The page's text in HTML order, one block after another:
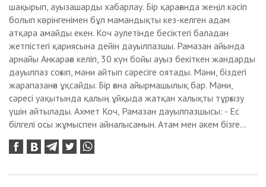
шақырып, ауызашарды хабарлау. Бір қарағанда жеңіл кәсіп
болып көрінгенімен бұл мамандықты кез-келген адам
атқара амайды екен. Коч әулетінде бесіктегі баладан
жетпістегі қариясына дейін дауылпазшы. Рамазан айында
арнайы Анкараға келіп, 30 күн бойы ауыз бекіткен жандарды
дауылпаз соғып, мәни айтып сәресіге оятады. Мәни, біздегі
жарапазанға ұқсайды. Бір ғана айырмашылық бар. Мәни,
сәресі уақытында қалың ұйқыда жатқан халықты тұрғызу
үшін айтылады. Ахмет Коч, Рамазан дауылпазшысы: - Ес
білгелі осы жұмыспен айналысамын. Атам мен әкем бізге...